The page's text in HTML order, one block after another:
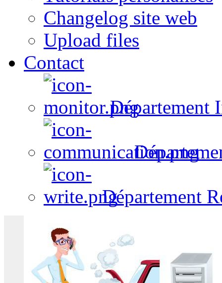
Changelog site web
Upload files
Contact
Département
Département